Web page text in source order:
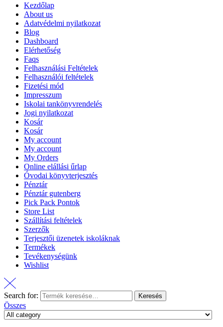
Kezdőlap
About us
Adatvédelmi nyilatkozat
Blog
Dashboard
Elérhetőség
Faqs
Felhasználási Feltételek
Felhasználói feltételek
Fizetési mód
Impresszum
Iskolai tankönyvrendelés
Jogi nyilatkozat
Kosár
Kosár
My account
My account
My Orders
Online elállási űrlap
Óvodai könyvterjesztés
Pénztár
Pénztár gutenberg
Pick Pack Pontok
Store List
Szállítási feltételek
Szerzők
Terjesztői üzenetek iskoláknak
Termékek
Tevékenységünk
Wishlist
Search for: Keresés
Összes